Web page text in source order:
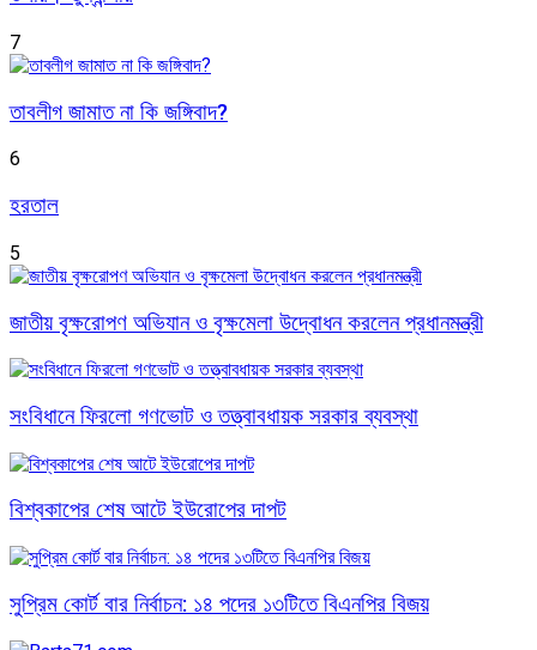
7
তাবলীগ জামাত না কি জঙ্গিবাদ?
6
হরতাল
5
জাতীয় বৃক্ষরোপণ অভিযান ও বৃক্ষমেলা উদ্বোধন করলেন প্রধানমন্ত্রী
সংবিধানে ফিরলো গণভোট ও তত্ত্বাবধায়ক সরকার ব্যবস্থা
বিশ্বকাপের শেষ আটে ইউরোপের দাপট
সুপ্রিম কোর্ট বার নির্বাচন: ১৪ পদের ১৩টিতে বিএনপির বিজয়